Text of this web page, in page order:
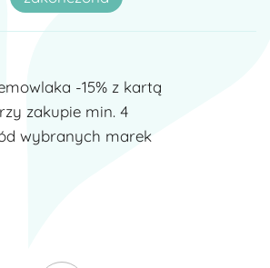
-15% z kartą
zakupie min. 4
wybranych marek​